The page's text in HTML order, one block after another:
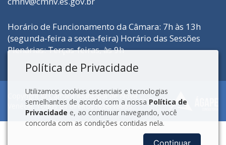
Horário de Funcionamento da Câmara: 7h às 13h
(segunda-feira a sexta-feira) Horário das Sessões
Plenárias: Terças-feiras, às 9h
Copyright © Câmara Municipal de Nova
Venécia. Todos os direitos reservados.
Política de Privacidade
Utilizamos cookies essenciais e tecnologias
semelhantes de acordo com a nossa Política de
Privacidade e, ao continuar navegando, você
concorda com as condições contidas nela.
Continuar